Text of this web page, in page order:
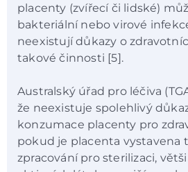
placenty (zvířecí či lidské)
bakteriální nebo virové
neexistují důkazy o
takové činnosti [5].
Australský úřad pro léčiva
že neexistuje spolehlivý
konzumace placenty pro
pokud je placenta vystavena
zpracování pro sterilizaci,